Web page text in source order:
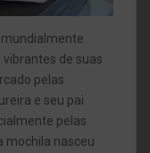
mundialmente
de suas
pelas
e seu pai
pelas
mochila nasceu